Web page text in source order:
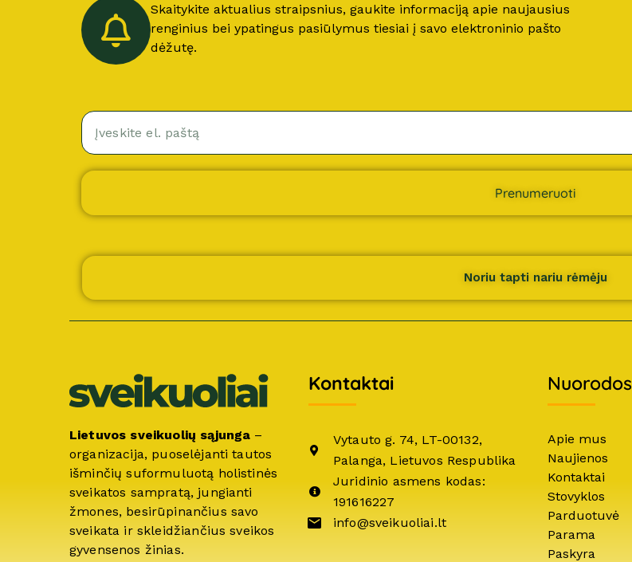
Skaitykite aktualius straipsnius, gaukite informaciją apie naujausius
renginius bei ypatingus pasiūlymus tiesiai į savo elektroninio pašto
dėžutę.
Prenumeruoti
Noriu tapti nariu rėmėju
Lietuvos sveikuolių sąjunga –
organizacija, puoselėjanti tautos
išminčių suformuluotą holistinės
sveikatos sampratą, jungianti
žmones, besirūpinančius savo
sveikata ir skleidžiančius sveikos
gyvensenos žinias.
Kontaktai
Vytauto g. 74, LT-00132,
Palanga, Lietuvos Respublika
Juridinio asmens kodas:
191616227
info@sveikuoliai.lt
Nuorodos
Apie mus
Naujienos
Kontaktai
Stovyklos
Parduotuvė
Parama
Paskyra